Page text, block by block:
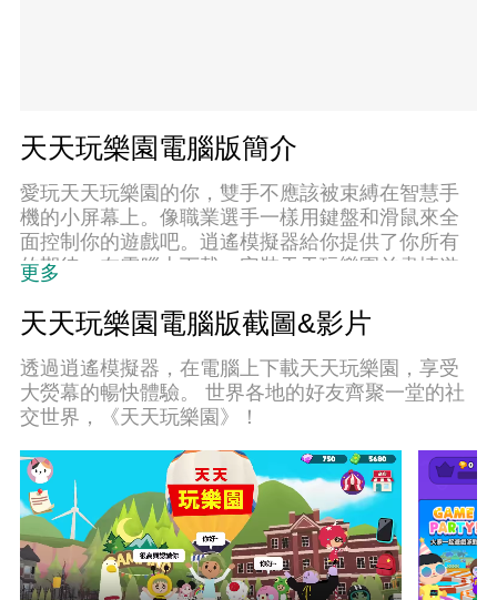
天天玩樂園電腦版簡介
愛玩天天玩樂園的你，雙手不應該被束縛在智慧手
機的小屏幕上。像職業選手一樣用鍵盤和滑鼠來全
面控制你的遊戲吧。逍遙模擬器給你提供了你所有
的期待。在電腦上下載、安裝天天玩樂園並盡情遊
電。全新的逍遙模擬器9是你在電腦上遊玩天天玩樂
園的最佳選擇！我们用心準備，完美的按鍵映射系
統讓天天玩樂園宛如電腦遊戲；我們，用嫻熟的技
術編程，逍遙多開器讓所有遊戲開好開滿；獨一無
二的虛擬化引擎釋放你電腦的全部潛力，一切都入
讓你享受遊玩的樂趣！
更多
天天玩樂園電腦版截圖&影片
透過逍遙模擬器，在電腦上下載天天玩樂園，享受
大熒幕的暢快體驗。 世界各地的好友齊聚一堂的社
交世界，《天天玩樂園》！